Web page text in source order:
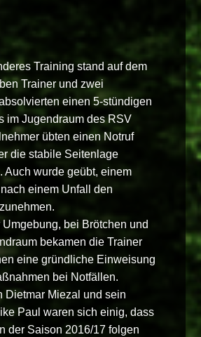
Training stand auf dem
Trainer und zwei
einen 5-stündigen
im Jugendraum des RSV
übten einen Notruf
die stabile Seitenlage
Auch wurde geübt, einem
einem Unfall den
Umgebung, bei Brötchen und
bekamen die Trainer
eine gründliche Einweisung
bei Notfällen.
Dietmar Miezal und sein
Paul waren sich einig, dass
der Saison 2016/17 folgen